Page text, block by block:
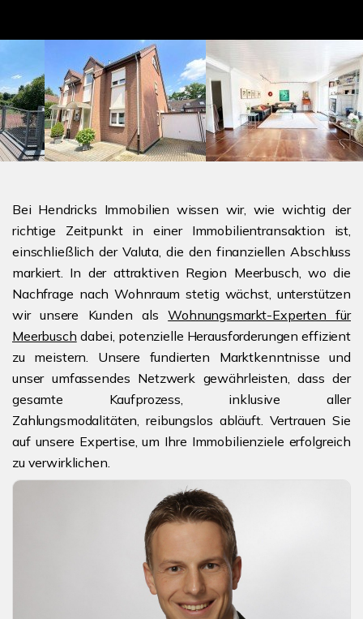
Bei Hendricks Immobilien wissen wir, wie wichtig der
richtige Zeitpunkt in einer Immobilientransaktion ist,
einschließlich der Valuta, die den finanziellen Abschluss
markiert. In der attraktiven Region Meerbusch, wo die
Nachfrage nach Wohnraum stetig wächst, unterstützen
wir unsere Kunden alsWohnungsmarkt-Experten für
Meerbusch dabei, potenzielle Herausforderungen effizient
zu meistern. Unsere fundierten Marktkenntnisse und
unser umfassendes Netzwerk gewährleisten, dass der
gesamte Kaufprozess, inklusive aller
Zahlungsmodalitäten, reibungslos abläuft. Vertrauen Sie
auf unsere Expertise, um Ihre Immobilienziele erfolgreich
zu verwirklichen.